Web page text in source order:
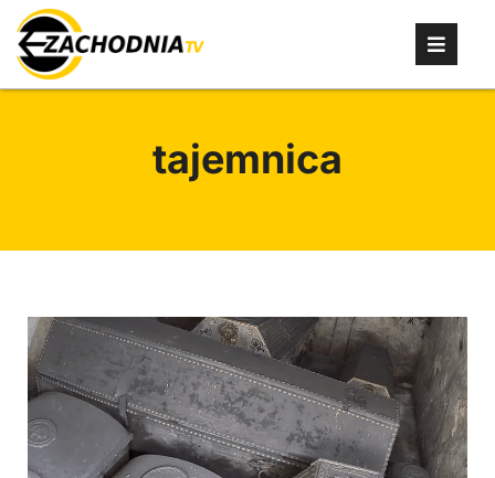
tajemnica